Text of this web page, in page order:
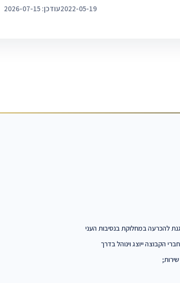
2022-05-19עודכן: 2026-07-15